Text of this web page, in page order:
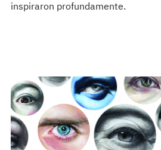
inspiraron profundamente.